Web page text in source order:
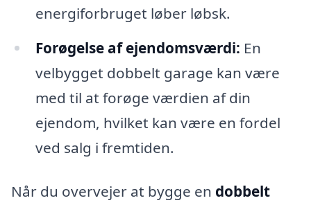
energiforbruget løber løbsk.
Forøgelse af ejendomsværdi: En
velbygget dobbelt garage kan være
med til at forøge værdien af din
ejendom, hvilket kan være en fordel
ved salg i fremtiden.
Når du overvejer at bygge en dobbelt